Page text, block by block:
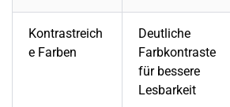
Kontrastreich
e Farben
Deutliche
Farbkontraste
für bessere
Lesbarkeit